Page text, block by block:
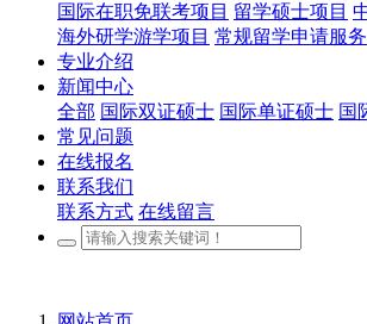
国际在职免联考项目 留学硕士项目
海外研学游学项目 常规留学申请服务
专业介绍
新闻中心
全部 国际双证硕士 国际单证硕士 国
常见问题
在线报名
联系我们
联系方式 在线留言